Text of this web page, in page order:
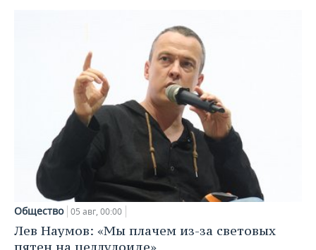
Общество 05 авг, 00:00
Лев Наумов: «Мы плачем из-за световых
пятен на целлулоиде»